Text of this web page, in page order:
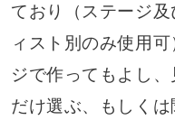
ており（ステージ
ィスト別のみ使用
ジで作ってもよし
だけ選ぶ、もしく